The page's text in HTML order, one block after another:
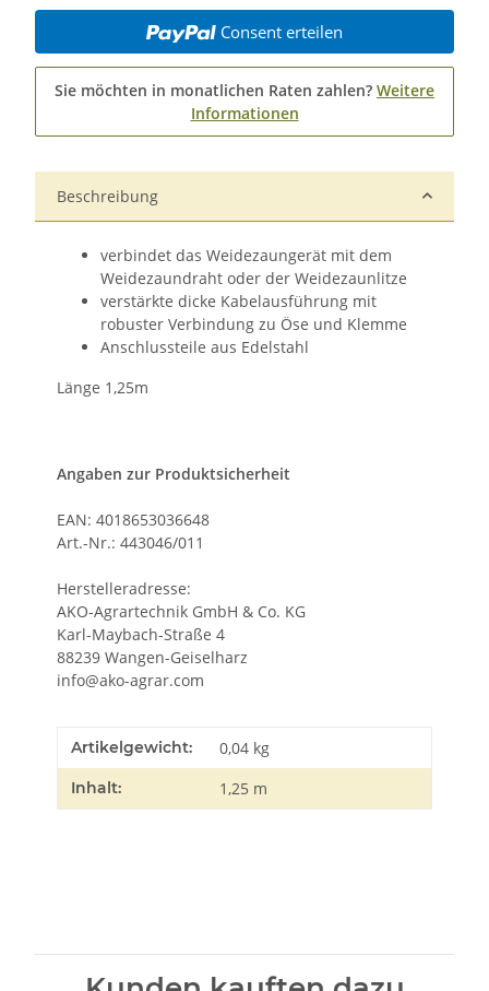
Consent erteilen
Sie möchten in monatlichen Raten zahlen? Weitere
Informationen
Beschreibung
verbindet das Weidezaungerät mit dem
Weidezaundraht oder der Weidezaunlitze
verstärkte dicke Kabelausführung mit
robuster Verbindung zu Öse und Klemme
Anschlussteile aus Edelstahl
Länge 1,25m
Angaben zur Produktsicherheit
EAN: 4018653036648
Art.-Nr.: 443046/011
Herstelleradresse:
AKO-Agrartechnik GmbH & Co. KG
Karl-Maybach-Straße 4
88239 Wangen-Geiselharz
info@ako-agrar.com
Artikelgewicht: 0,04 kg
Inhalt: 1,25 m